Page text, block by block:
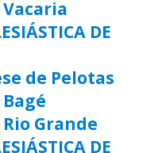
DE
de Pelotas
Grande
DE